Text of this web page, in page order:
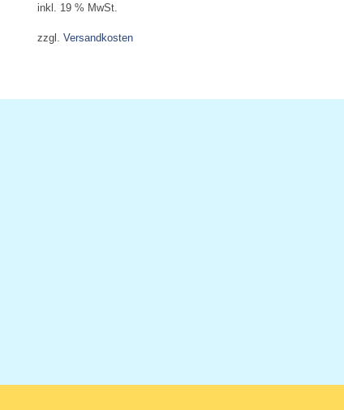
inkl. 19 % MwSt.
zzgl. Versandkosten